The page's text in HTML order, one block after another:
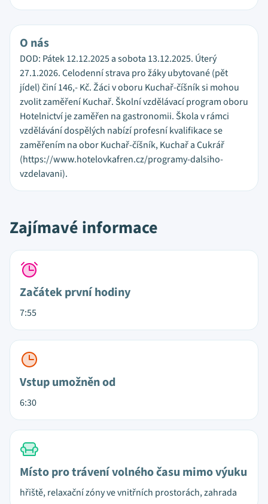
O nás
DOD: Pátek 12.12.2025 a sobota 13.12.2025. Úterý
27.1.2026. Celodenní strava pro žáky ubytované (pět
jídel) činí 146,- Kč. Žáci v oboru Kuchař-číšník si mohou
zvolit zaměření Kuchař. Školní vzdělávací program oboru
Hotelnictví je zaměřen na gastronomii. Škola v rámci
vzdělávání dospělých nabízí profesní kvalifikace se
zaměřením na obor Kuchař-číšník, Kuchař a Cukrář
(https://www.hotelovkafren.cz/programy-dalsiho-
vzdelavani).
Zajímavé informace
Začátek první hodiny
7:55
Vstup umožněn od
6:30
Místo pro trávení volného času mimo výuku
hřiště, relaxační zóny ve vnitřních prostorách, zahrada